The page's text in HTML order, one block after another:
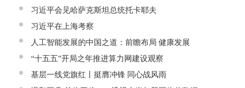
赴辽宁看望慰问基层干部群众纪实
习近平会见哈萨克斯坦总统托卡耶夫
习近平在上海考察
人工智能发展的中国之道：前瞻布局 健康发展
“十五五”开局之年推进算力网建设观察
基层一线党旗红丨挺膺冲锋 同心战风雨